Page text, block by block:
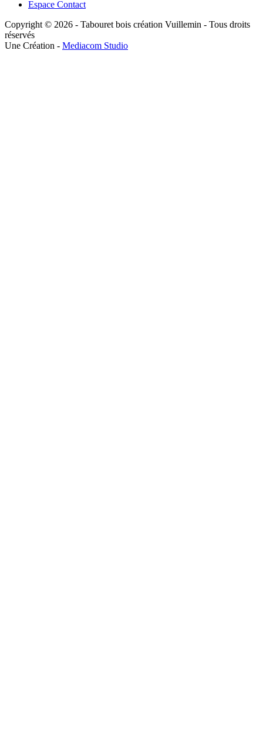
Espace Contact
Copyright © 2026 - Tabouret bois création Vuillemin - Tous droits
réservés
Une Création - Mediacom Studio